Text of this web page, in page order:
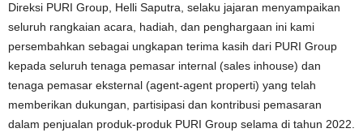
Direksi PURI Group, Helli Saputra, selaku jajaran menyampaikan
seluruh rangkaian acara, hadiah, dan penghargaan ini kami
persembahkan sebagai ungkapan terima kasih dari PURI Group
kepada seluruh tenaga pemasar internal (sales inhouse) dan
tenaga pemasar eksternal (agent-agent properti) yang telah
memberikan dukungan, partisipasi dan kontribusi pemasaran
dalam penjualan produk-produk PURI Group selama di tahun 2022.